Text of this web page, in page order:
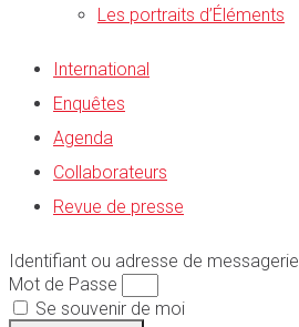
Les portraits d’Éléments
International
Enquêtes
Agenda
Collaborateurs
Revue de presse
Identifiant ou adresse de messagerie
Mot de Passe
Se souvenir de moi